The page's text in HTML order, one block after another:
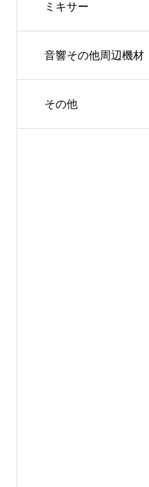
ミキサー
音響その他周辺機材
その他